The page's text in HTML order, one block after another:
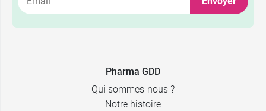
Pharma GDD
Qui sommes-nous ?
Notre histoire